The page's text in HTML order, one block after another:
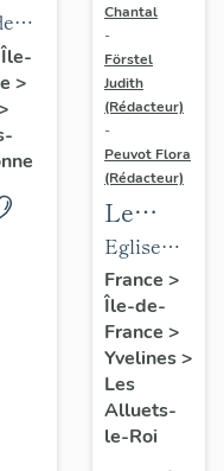
Île-
>
Chantal
-
Förstel
Judith
(Rédacteur)
-
Peuvot Flora
(Rédacteur)
Le
mobilier
de
l'église
Saint-
Nicolas
Eglise
paroissiale
Saint-
Nicolas
France >
Île-de-
France >
Yvelines>
Les
Alluets-
le-Roi